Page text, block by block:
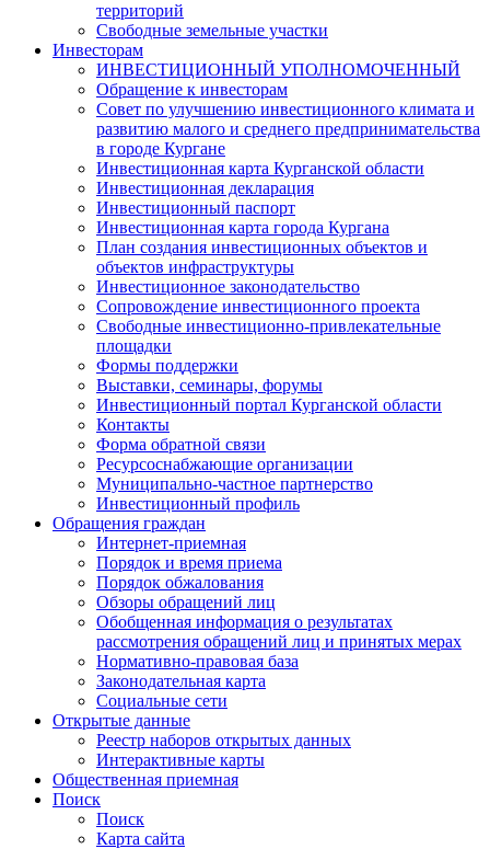
территорий
Свободные земельные участки
Инвесторам
ИНВЕСТИЦИОННЫЙ УПОЛНОМОЧЕННЫЙ
Обращение к инвесторам
Совет по улучшению инвестиционного климата и
развитию малого и среднего предпринимательства
в городе Кургане
Инвестиционная карта Курганской области
Инвестиционная декларация
Инвестиционный паспорт
Инвестиционная карта города Кургана
План создания инвестиционных объектов и
объектов инфраструктуры
Инвестиционное законодательство
Сопровождение инвестиционного проекта
Свободные инвестиционно-привлекательные
площадки
Формы поддержки
Выставки, семинары, форумы
Инвестиционный портал Курганской области
Контакты
Форма обратной связи
Ресурсоснабжающие организации
Муниципально-частное партнерство
Инвестиционный профиль
Обращения граждан
Интернет-приемная
Порядок и время приема
Порядок обжалования
Обзоры обращений лиц
Обобщенная информация о результатах
рассмотрения обращений лиц и принятых мерах
Нормативно-правовая база
Законодательная карта
Социальные сети
Открытые данные
Реестр наборов открытых данных
Интерактивные карты
Общественная приемная
Поиск
Поиск
Карта сайта